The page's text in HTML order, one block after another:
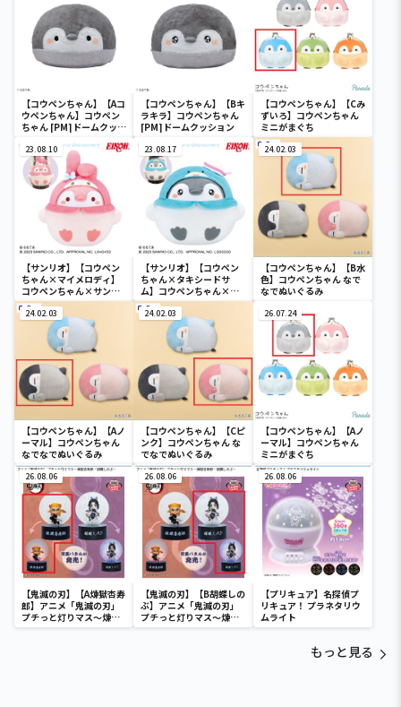
【コウペンちゃん】【Aコ
ウペンちゃん】コウペン
ちゃん [PM]ドームクッシ
【コウペンちゃん】【Bキ
ラキラ】コウペンちゃん
[PM]ドームクッション
【コウペンちゃん】【Cみ
ずいろ】コウペンちゃん
ミニがまぐち
23.08.10
【サンリオ】【コウペン
ちゃん×マイメロディ】
コウペンちゃん×サンリ
オキャラクターズ ドール
GJ～コウペンちゃん×マ
イメロディ～
23.08.17
【サンリオ】【コウペン
ちゃん×タキシードサ
ム】コウペンちゃん×サ
ンリオキャラクターズ ド
ールGJ～コウペンちゃん
×タキシードサム～
24.02.03
【コウペンちゃん】【B水
色】コウペンちゃん なで
なでぬいぐるみ
24.02.03
【コウペンちゃん】【Aノ
ーマル】コウペンちゃん
なでなでぬいぐるみ
24.02.03
【コウペンちゃん】【Cピ
ンク】コウペンちゃん な
でなでぬいぐるみ
26.07.24
【コウペンちゃん】【Aノ
ーマル】コウペンちゃん
ミニがまぐち
26.08.06
【鬼滅の刃】【A煉獄杏寿
郎】アニメ「鬼滅の刃」
プチっと灯りマス～煉獄
杏寿郎・胡蝶しのぶ～
26.08.06
【鬼滅の刃】【B胡蝶しの
ぶ】アニメ「鬼滅の刃」
プチっと灯りマス～煉獄
杏寿郎・胡蝶しのぶ～
26.08.06
【プリキュア】名探偵プ
リキュア！ プラネタリウ
ムライト
もっと見る